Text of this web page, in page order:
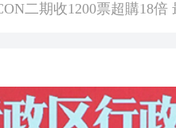
談 討論經濟和軍事等問題